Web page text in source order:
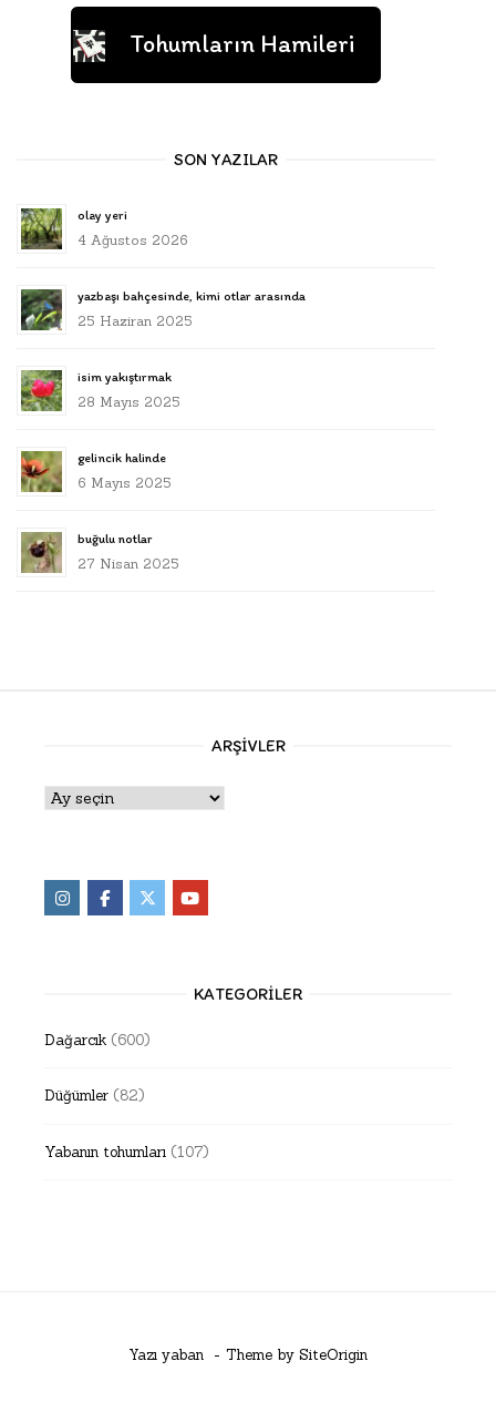
Tohumların Hamileri
SON YAZILAR
olay yeri
4 Ağustos 2026
yazbaşı bahçesinde, kimi otlar arasında
25 Haziran 2025
isim yakıştırmak
28 Mayıs 2025
gelincik halinde
6 Mayıs 2025
buğulu notlar
27 Nisan 2025
ARŞIVLER
Arşivler
KATEGORILER
Dağarcık (600)
Düğümler (82)
Yabanın tohumları (107)
Yazı yaban Theme by SiteOrigin